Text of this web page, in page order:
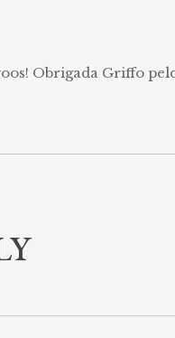
Obrigada Griffo